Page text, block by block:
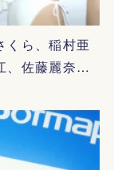
くら、稲村亜
、佐藤麗奈…